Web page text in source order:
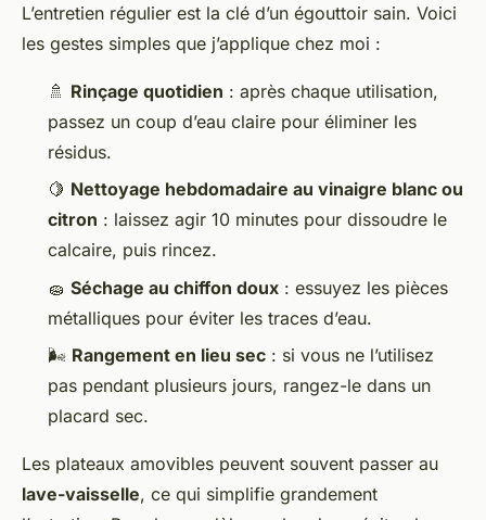
L’entretien régulier est la clé d’un égouttoir sain. Voici
les gestes simples que j’applique chez moi :
🚿 Rinçage quotidien : après chaque utilisation,
passez un coup d’eau claire pour éliminer les
résidus.
🍋 Nettoyage hebdomadaire au vinaigre blanc ou
citron : laissez agir 10 minutes pour dissoudre le
calcaire, puis rincez.
🧽 Séchage au chiffon doux : essuyez les pièces
métalliques pour éviter les traces d’eau.
🌬️ Rangement en lieu sec : si vous ne l’utilisez
pas pendant plusieurs jours, rangez-le dans un
placard sec.
Les plateaux amovibles peuvent souvent passer au
lave-vaisselle, ce qui simplifie grandement